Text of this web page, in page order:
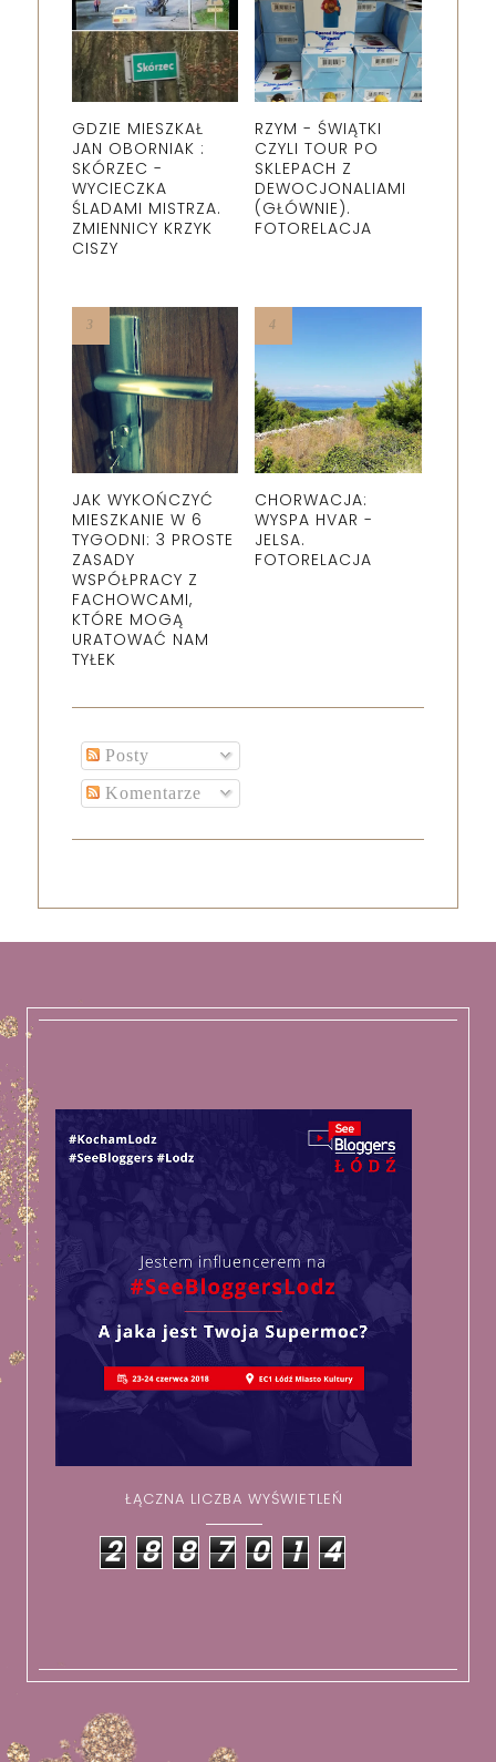
GDZIE MIESZKAŁ
JAN OBORNIAK :
SKÓRZEC -
WYCIECZKA
ŚLADAMI MISTRZA.
ZMIENNICY KRZYK
CISZY
RZYM - ŚWIĄTKI
CZYLI TOUR PO
SKLEPACH Z
DEWOCJONALIAMI
(GŁÓWNIE).
FOTORELACJA
JAK WYKOŃCZYĆ
MIESZKANIE W 6
TYGODNI: 3 PROSTE
ZASADY
WSPÓŁPRACY Z
FACHOWCAMI,
KTÓRE MOGĄ
URATOWAĆ NAM
TYŁEK
CHORWACJA:
WYSPA HVAR -
JELSA.
FOTORELACJA
Posty
Komentarze
ŁĄCZNA LICZBA WYŚWIETLEŃ
2 8 8 7 0 1 4